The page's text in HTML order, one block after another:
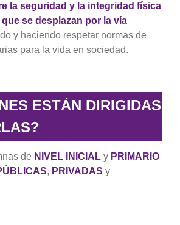
la seguridad y la integridad física
se desplazan por la vía
y haciendo respetar normas de
para la vida en sociedad.
ESTÁN DIRIGIDAS
de NIVEL INICIAL y PRIMARIO
, PRIVADAS y